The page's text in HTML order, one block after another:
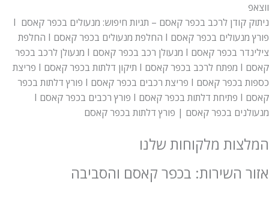
ווצאפ
ניתוק קודן לרכב בכפר קאסם – תגיות חיפוש: מנעולים בכפר קאסם I
פורץ מנעולים בכפר קאסם I החלפת מנעולים בכפר קאסם I החלפת
צילינדר בכפר קאסם
I מנעולן רכב בכפר קאסם I מנעולן לרכב בכפר
קאסם I מפתח לרכב בכפר קאסם I תיקון דלתות בכפר קאסם I פריצת
כספות בכפר קאסם I פריצת רכבים בכפר קאסם I פורץ דלתות בכפר
קאסם I פתיחת דלתות בכפר קאסם I פורץ רכבים בכפר קאסם I
מנעולנים בכפר קאסם | פורץ דלתות בכפר קאסם
המלצות מלקוחות שלנו
אזור השירות: בכפר קאסם והסביבה